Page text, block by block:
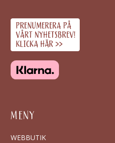
MENY
WEBBUTIK